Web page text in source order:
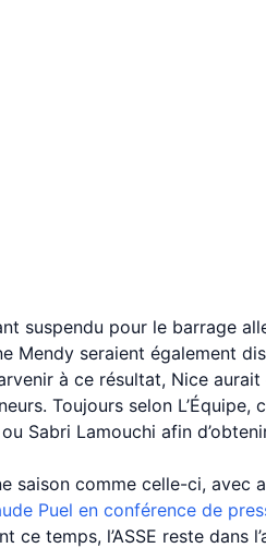
suspendu pour le barrage
Mendy seraient également
à ce résultat, Nice
Toujours selon
Sabri Lamouchi afin
saison comme celle-ci, avec
Puel en conférence de
ce temps, l’ASSE reste dans